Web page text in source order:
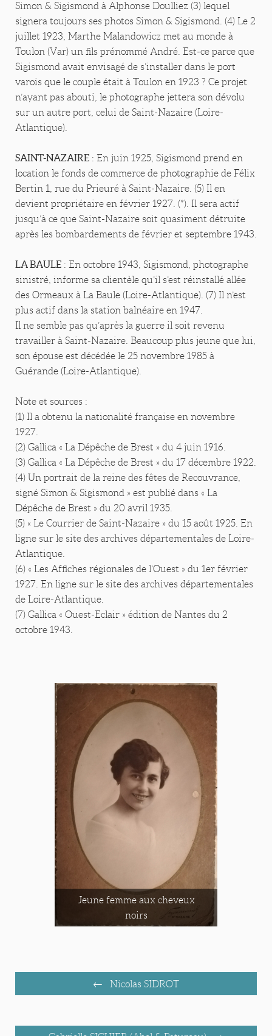
Simon & Sigismond à Alphonse Doulliez (3) lequel
signera toujours ses photos Simon & Sigismond. (4) Le 2
juillet 1923, Marthe Malandowicz met au monde à
Toulon (Var) un fils prénommé André. Est-ce parce que
Sigismond avait envisagé de s’installer dans le port
varois que le couple était à Toulon en 1923 ? Ce projet
n’ayant pas abouti, le photographe jettera son dévolu
sur un autre port, celui de Saint-Nazaire (Loire-
Atlantique).
SAINT-NAZAIRE : En juin 1925, Sigismond prend en
location le fonds de commerce de photographie de Félix
Bertin 1, rue du Prieuré à Saint-Nazaire. (5) Il en
devient propriétaire en février 1927. (*). Il sera actif
jusqu’à ce que Saint-Nazaire soit quasiment détruite
après les bombardements de février et septembre 1943.
LA BAULE : En octobre 1943, Sigismond, photographe
sinistré, informe sa clientèle qu’il s’est réinstallé allée
des Ormeaux à La Baule (Loire-Atlantique). (7) Il n’est
plus actif dans la station balnéaire en 1947.
Il ne semble pas qu’après la guerre il soit revenu
travailler à Saint-Nazaire. Beaucoup plus jeune que lui,
son épouse est décédée le 25 novembre 1985 à
Guérande (Loire-Atlantique).
Note et sources :
(1) Il a obtenu la nationalité française en novembre
1927.
(2) Gallica « La Dépêche de Brest » du 4 juin 1916.
(3) Gallica « La Dépêche de Brest » du 17 décembre 1922.
(4) Un portrait de la reine des fêtes de Recouvrance,
signé Simon & Sigismond » est publié dans « La
Dépêche de Brest » du 20 avril 1935.
(5) « Le Courrier de Saint-Nazaire » du 15 août 1925. En
ligne sur le site des archives départementales de Loire-
Atlantique.
(6) « Les Affiches régionales de l’Ouest » du 1er février
1927. En ligne sur le site des archives départementales
de Loire-Atlantique.
(7) Gallica « Ouest-Eclair » édition de Nantes du 2
octobre 1943.
Jeune femme aux cheveux
noirs
Nicolas SIDROT